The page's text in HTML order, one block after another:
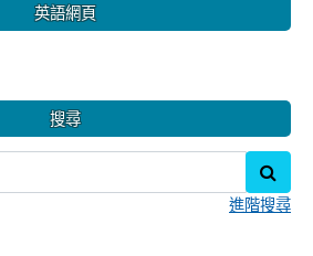
英語網頁
搜尋
進階搜尋